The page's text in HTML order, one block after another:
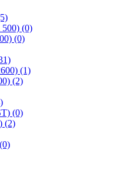
500) (0)
(0)
(1)
(2)
(0)
(2)
(0)